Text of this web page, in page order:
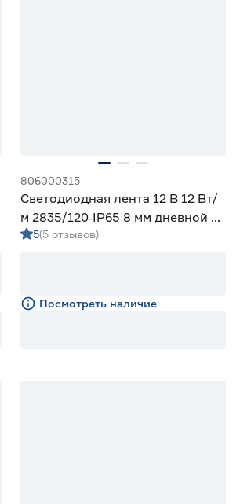
806000315
Светодиодная лента 12 В 12 Вт/
м 2835/120‑IP65 8 мм дневной 5
м Geniled
5(5 отзывов)
Посмотреть наличие